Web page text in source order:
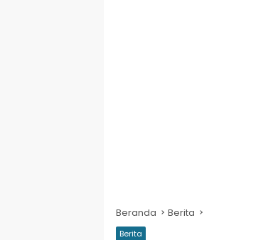
Beranda Berita
Berita